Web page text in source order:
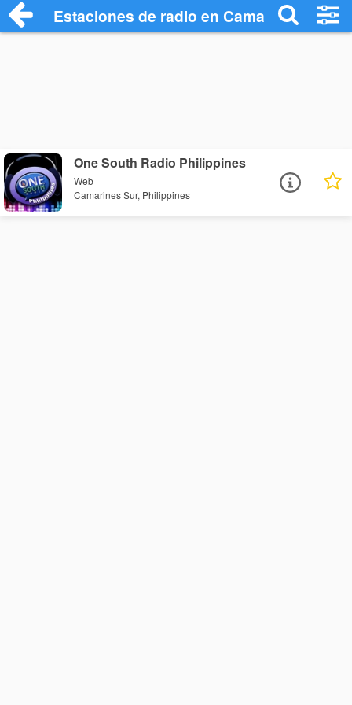
Estaciones de radio en Camarines Sur -
One South Radio Philippines
Web
Camarines Sur, Philippines